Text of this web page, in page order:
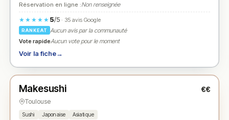
Réservation en ligne :Non renseignée
★★★★★ 5/5· 35 avis Google
RANKEAT
Aucun avis par la communauté
Vote rapideAucun vote pour le moment
Voir la fiche→
★ N° 3
Makesushi €€
Toulouse
Sushi Japonaise Asiatique